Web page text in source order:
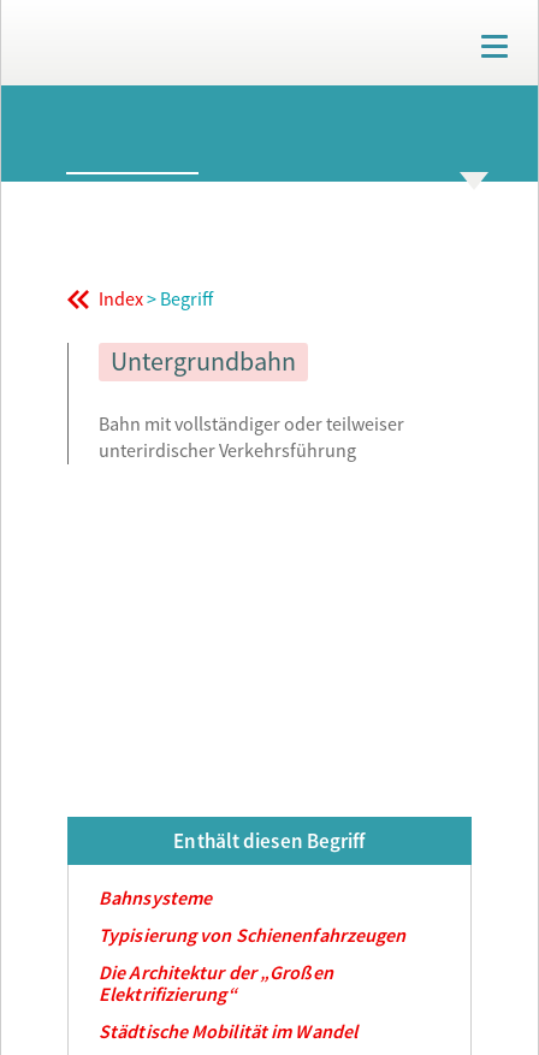
T
o
g
n
GLOSSAR
Index> Begriff
Untergrundbahn
Bahn mit vollständiger oder teilweiser
unterirdischer Verkehrsführung
Enthält diesen Begriff
Bahnsysteme
Typisierung von Schienenfahrzeugen
Die Architektur der „Großen
Elektrifizierung“
Städtische Mobilität im Wandel